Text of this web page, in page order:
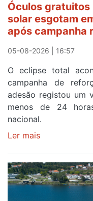
Óculos
solar esgotam
após campanha
05-08-2026 | 16:57
O eclipse total
campanha de
adesão registou um
menos de 24
nacional.
Ler mais
gratuitos
para
observar